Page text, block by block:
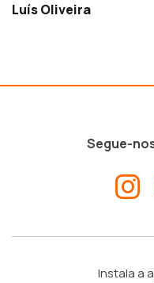
Luís Oliveira
Segue-
Instala a